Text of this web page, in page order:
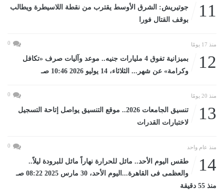
11
جوتيريش: الشرق الأوسط يقترب من نقطة اللاسيطرة ويطالب
بوقف القتال فورا
منذ 17 يومًا 0
12
بميزانية تفوق 4 مليارات جنيه.. موعد وآليات صرف «تكافل
وكرامة» عن شهر... الثلاثاء، 14 يوليو 2026 10:46 صـ
منذ 20 يومًا 0
13
تنسيق الجامعات 2026.. موقع التنسيق يواصل إتاحة التسجيل
لاختبارات القدرات
منذ عام واحد 0
14
طقس اليوم الأحد.. مائل للحرارة نهاراً مائل للبرودة ليلاً..
والعظمى فى القاهرة...اليوم الأحد، 30 مارس 2025 08:22 صـ
منذ 55 دقيقة